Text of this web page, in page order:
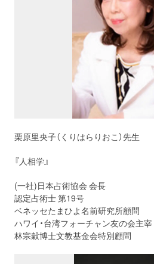
栗原里央子（くりはらりおこ）先生
『人相学』
(一社)日本占術協会 会長
認定占術士 第19号
ベネッセたまひよ名前研究所顧問
ハワイ・台湾フォーチャン友の会主宰
林宗穀博士文教基金会特別顧問